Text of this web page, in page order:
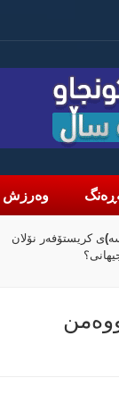
وەرزش
کریستۆفەر نۆلان